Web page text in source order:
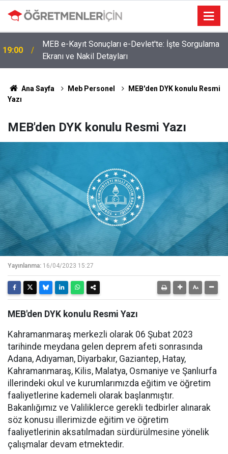
19:00
MEB e-Kayıt Sonuçları e-Devlet'te: İşte Sorgulama
Ekranı ve Nakil Detayları
Ana Sayfa Meb Personel
MEB'den DYK konulu Resmi
Yazı
MEB'den DYK konulu Resmi Yazı
Yayınlanma: 16/04/2023 15:27
MEB'den DYK konulu Resmi Yazı
Kahramanmaraş merkezli olarak 06 Şubat 2023
tarihinde meydana gelen deprem afeti sonrasında
Adana, Adıyaman, Diyarbakır, Gaziantep, Hatay,
Kahramanmaraş, Kilis, Malatya, Osmaniye ve Şanlıurfa
illerindeki okul ve kurumlarımızda eğitim ve öğretim
faaliyetlerine kademeli olarak başlanmıştır.
Bakanlığımız ve Valiliklerce gerekli tedbirler alınarak
söz konusu illerimizde eğitim ve öğretim
faaliyetlerinin aksatılmadan sürdürülmesine yönelik
çalışmalar devam etmektedir.